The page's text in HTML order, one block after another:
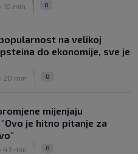
10 min 0
na velikoj
do ekonomije, sve je
20 min 0
mijenjaju
je hitno pitanje za
43 min 0